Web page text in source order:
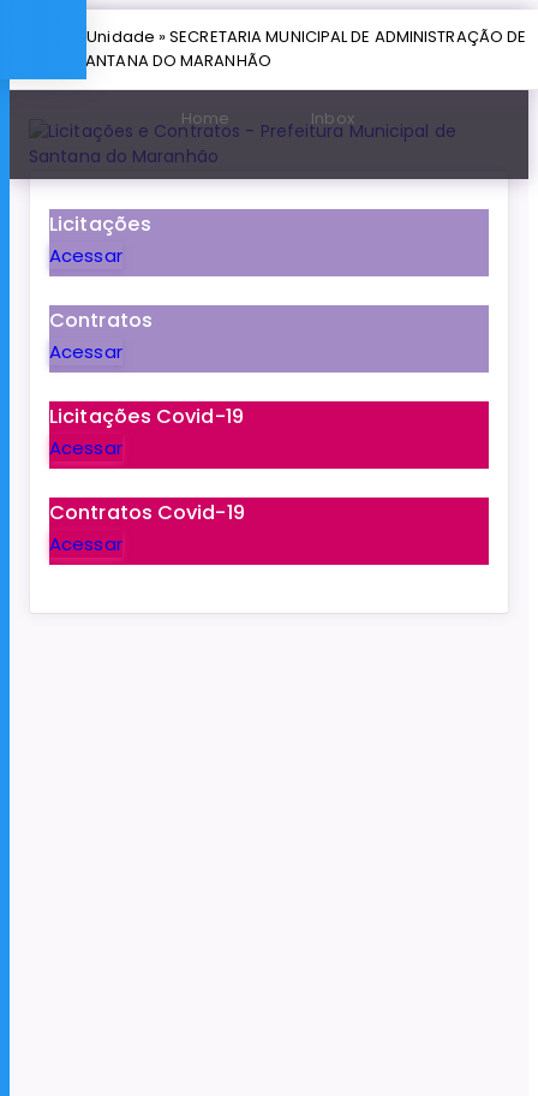
» Unidade » SECRETARIA MUNICIPAL DE ADMINISTRAÇÃO DE
SANTANA DO MARANHÃO
Licitações
Acessar
Contratos
Acessar
Licitações Covid-19
Acessar
Contratos Covid-19
Acessar
Home Inbox